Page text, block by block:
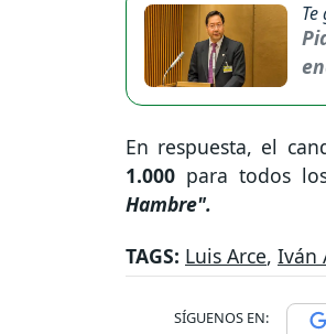
En respuesta, el
1.000 para todos
Hambre".
TAGS: Luis Arce, Iván
SÍGUENOS EN: